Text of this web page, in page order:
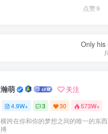
点赞9
Only his
瀚萌 关注
4.9W+ 3 30 573W+
横跨在你和你的梦想之间的唯一的东
搏